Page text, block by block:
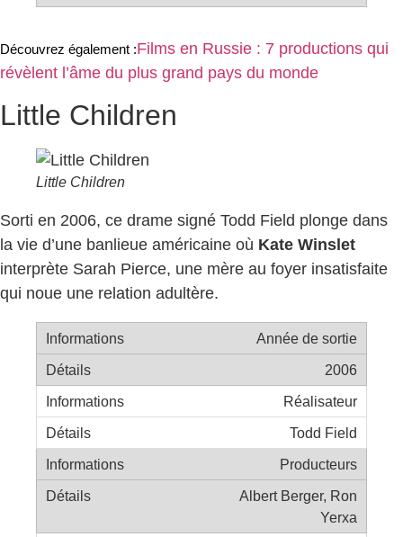
Découvrez également :Films en Russie : 7 productions qui
révèlent l’âme du plus grand pays du monde
Little Children
Little Children
Sorti en 2006, ce drame signé Todd Field plonge dans
la vie d’une banlieue américaine où Kate Winslet
interprète Sarah Pierce, une mère au foyer insatisfaite
qui noue une relation adultère.
Année de sortie
2006
Réalisateur
Todd Field
Producteurs
Albert Berger, Ron
Yerxa